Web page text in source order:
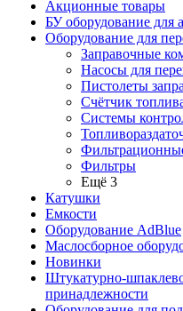
Акционные товары
БУ оборудование для
Оборудование для
Заправочные
Насосы для
Пистолеты
Счётчик
Системы
Фильтры
Ещё 3
Катушки
Емкости
Оборудование AdBlue
Маслосборное
Новинки
Штукатурно-
принадлежности